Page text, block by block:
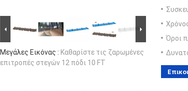
Μεγάλες Εικόνας : Καθαρίστε τις ζαρωμένες
επιτροπές στεγών 12 πόδι 10 FT
Όροι